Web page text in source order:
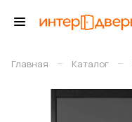
Главная – Каталог –